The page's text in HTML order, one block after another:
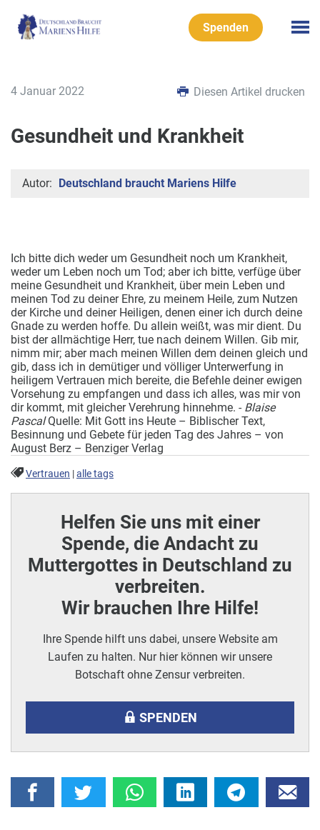
Spenden
4 Januar 2022 Diesen Artikel drucken
Gesundheit und Krankheit
Autor: Deutschland braucht Mariens Hilfe
Ich bitte dich weder um Gesundheit noch um Krankheit,
weder um Leben noch um Tod; aber ich bitte, verfüge über
meine Gesundheit und Krankheit, über mein Leben und
meinen Tod zu deiner Ehre, zu meinem Heile, zum Nutzen
der Kirche und deiner Heiligen, denen einer ich durch deine
Gnade zu werden hoffe. Du allein weißt, was mir dient. Du
bist der allmächtige Herr, tue nach deinem Willen. Gib mir,
nimm mir; aber mach meinen Willen dem deinen gleich und
gib, dass ich in demütiger und völliger Unterwerfung in
heiligem Vertrauen mich bereite, die Befehle deiner ewigen
Vorsehung zu empfangen und dass ich alles, was mir von
dir kommt, mit gleicher Verehrung hinnehme. - Blaise
Pascal Quelle: Mit Gott ins Heute – Biblischer Text,
Besinnung und Gebete für jeden Tag des Jahres – von
August Berz – Benziger Verlag
Vertrauen |alle tags
Helfen Sie uns mit einer
Spende, die Andacht zu
Muttergottes in Deutschland zu
verbreiten.
Wir brauchen Ihre Hilfe!
Ihre Spende hilft uns dabei, unsere Website am
Laufen zu halten. Nur hier können wir unsere
Botschaft ohne Zensur verbreiten.
SPENDEN